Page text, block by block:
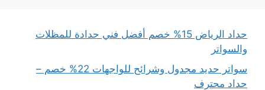
حداد الرياض 15% خصم أفضل فني حدادة للمظلات
والسواتر
سواتر حديد مجدول وشرائح للواجهات 22% خصم –
حداد محترف